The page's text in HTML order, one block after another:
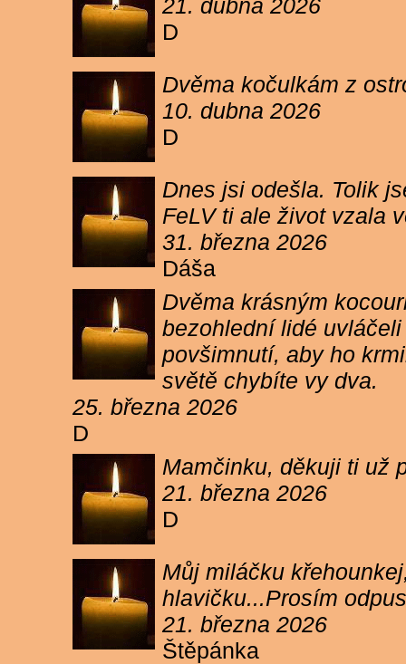
21. dubna 2026
D
Dvěma kočulkám z
10. dubna 2026
D
Dnes jsi odešla. Tolik
FeLV ti ale život vzala
31. března 2026
Dáša
Dvěma krásným
bezohlední lidé
povšimnutí, aby ho
světě chybíte vy dva.
25. března 2026
D
Mamčinku, děkuji ti už
21. března 2026
D
Můj miláčku
hlavičku...Prosím
21. března 2026
Štěpánka